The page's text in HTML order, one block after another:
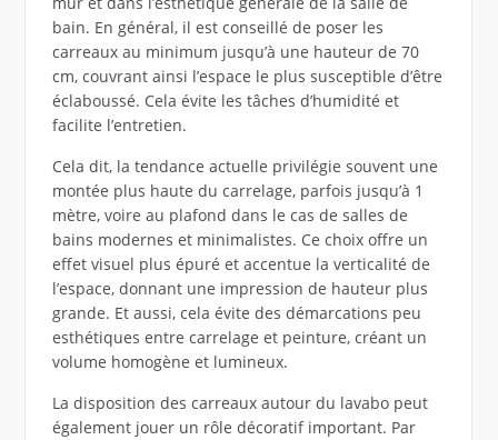
bain. En général, il est conseillé de poser les
carreaux au minimum jusqu’à une hauteur de 70
cm, couvrant ainsi l’espace le plus susceptible d’être
éclaboussé. Cela évite les tâches d’humidité et
facilite l’entretien.
Cela dit, la tendance actuelle privilégie souvent une
montée plus haute du carrelage, parfois jusqu’à 1
mètre, voire au plafond dans le cas de salles de
bains modernes et minimalistes. Ce choix offre un
effet visuel plus épuré et accentue la verticalité de
l’espace, donnant une impression de hauteur plus
grande. Et aussi, cela évite des démarcations peu
esthétiques entre carrelage et peinture, créant un
volume homogène et lumineux.
La disposition des carreaux autour du lavabo peut
également jouer un rôle décoratif important. Par